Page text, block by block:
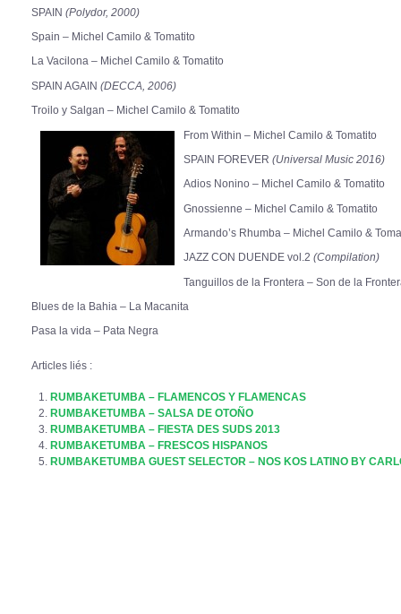
SPAIN (Polydor, 2000)
Spain – Michel Camilo & Tomatito
La Vacilona – Michel Camilo & Tomatito
SPAIN AGAIN (DECCA, 2006)
Troilo y Salgan – Michel Camilo & Tomatito
From Within – Michel Camilo & Tomatito
SPAIN FOREVER (Universal Music 2016)
Adios Nonino – Michel Camilo & Tomatito
Gnossienne – Michel Camilo & Tomatito
Armando’s Rhumba – Michel Camilo &
JAZZ CON DUENDE vol.2 (Compilation)
Tanguillos de la Frontera – Son de la
Blues de la Bahia – La Macanita
Pasa la vida – Pata Negra
Articles liés :
RUMBAKETUMBA – FLAMENCOS Y FLAMENCAS
RUMBAKETUMBA – SALSA DE OTOÑO
RUMBAKETUMBA – FIESTA DES SUDS 2013
RUMBAKETUMBA – FRESCOS HISPANOS
RUMBAKETUMBA GUEST SELECTOR – NOS KOS LATINO BY